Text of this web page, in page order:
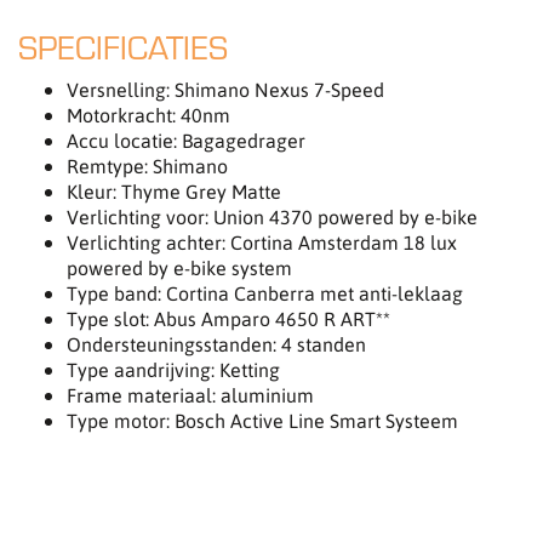
SPECIFICATIES
Versnelling: Shimano Nexus 7-Speed
Motorkracht: 40nm
Accu locatie: Bagagedrager
Remtype: Shimano
Kleur: Thyme Grey Matte
Verlichting voor: Union 4370 powered by e-bike
Verlichting achter: Cortina Amsterdam 18 lux
powered by e-bike system
Type band: Cortina Canberra met anti-leklaag
Type slot: Abus Amparo 4650 R ART**
Ondersteuningsstanden: 4 standen
Type aandrijving: Ketting
Frame materiaal: aluminium
Type motor: Bosch Active Line Smart Systeem